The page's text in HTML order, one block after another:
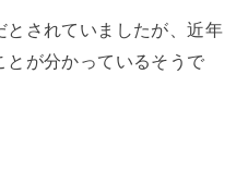
されていましたが、近年
が分かっているそうで